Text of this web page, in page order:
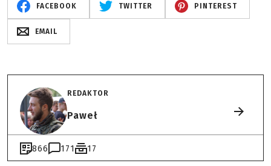
FACEBOOK TWITTER PINTEREST
EMAIL
REDAKTOR
Paweł
866 171 17